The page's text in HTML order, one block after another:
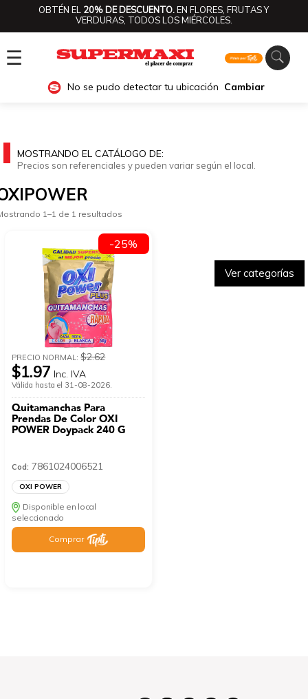
OBTÉN EL 20% DE DESCUENTO.EN FLORES, FRUTAS Y
VERDURAS, TODOS LOS MIÉRCOLES.
☰
No se pudo detectar tu ubicación Cambiar
Ver categorías
MOSTRANDO EL CATÁLOGO DE:
Precios son referenciales y pueden variar según el local.
1–1 de 1 resultados
PRECIO NORMAL:$2.62
$1.97 Inc. IVA
Válida hasta el 31-08-2026.
Quitamanchas Para
Prendas De Color OXI
POWER Doypack 240 G
Cod: 7861024006521
OXI POWER
Disponible en local
seleccionado
Comprar
-25%